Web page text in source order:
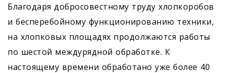
Благодаря добросовестному труду хлопкоробов
и бесперебойному функционированию техники,
на хлопковых площадях продолжаются работы
по шестой междурядной обработке. К
настоящему времени обработано уже более 40